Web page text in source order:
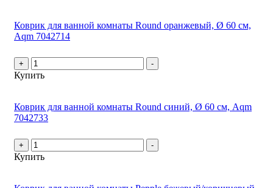
Коврик для ванной комнаты Round оранжевый, Ø 60 см,
Aqm 7042714
+ -
Купить
Коврик для ванной комнаты Round синий, Ø 60 см, Aqm
7042733
+ -
Купить